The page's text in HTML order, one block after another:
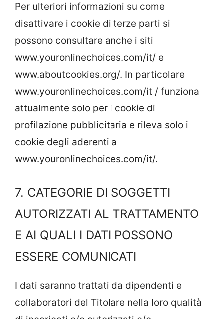
Per ulteriori informazioni su come
disattivare i cookie di terze parti si
possono consultare anche i siti
www.youronlinechoices.com/it/ e
www.aboutcookies.org/. In particolare
www.youronlinechoices.com/it / funziona
attualmente solo per i cookie di
profilazione pubblicitaria e rileva solo i
cookie degli aderenti a
www.youronlinechoices.com/it/.
7. CATEGORIE DI SOGGETTI
AUTORIZZATI AL TRATTAMENTO
E AI QUALI I DATI POSSONO
ESSERE COMUNICATI
I dati saranno trattati da dipendenti e
collaboratori del Titolare nella loro qualità